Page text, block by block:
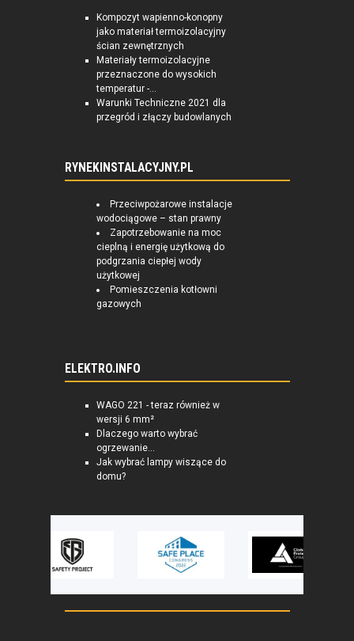
Kompozyt wapienno-konopny
jako materiał termoizolacyjny
ścian zewnętrznych
Materiały termoizolacyjne
przeznaczone do wysokich
temperatur -...
Warunki Techniczne 2021 dla
przegród i złączy budowlanych
RYNEKINSTALACYJNY.PL
Przeciwpożarowe instalacje
wodociągowe – stan prawny
Zapotrzebowanie na moc
cieplną i energię użytkową do
podgrzania ciepłej wody
użytkowej
Pomieszczenia kotłowni
gazowych
ELEKTRO.INFO
WAGO 221 - teraz również w
wersji 6 mm²
Dlaczego warto wybrać
ogrzewanie...
Jak wybrać lampy wiszące do
domu?